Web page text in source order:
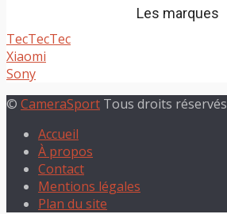
Les marques
TecTecTec
Xiaomi
Sony
© CameraSport Tous droits réservés
Accueil
À propos
Contact
Mentions légales
Plan du site